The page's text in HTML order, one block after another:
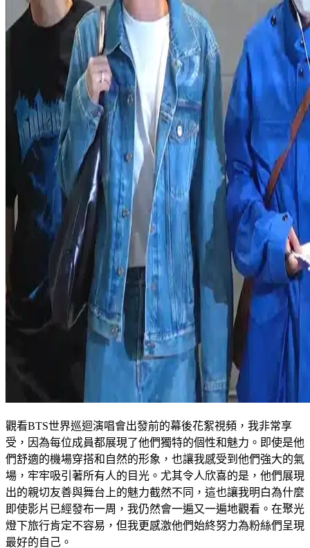
觀看BTS世界巡迴演唱會出發前的幕後花絮視頻，我非常享
受，因為每位成員都展現了他們獨特的個性和魅力。即使是他
們舒適的機場穿搭和自然的形象，也讓我感受到他們強大的氣
場，牢牢吸引著所有人的目光。尤其令人欣喜的是，他們展現
出的親切友善與舞台上的魅力截然不同，這也讓我明白為什麼
即使影片已經發布一周，我仍然會一遍又一遍地觀看。在聚光
燈下旅行肯定不容易，但我更感激他們始終努力為粉絲們呈現
最好的自己。